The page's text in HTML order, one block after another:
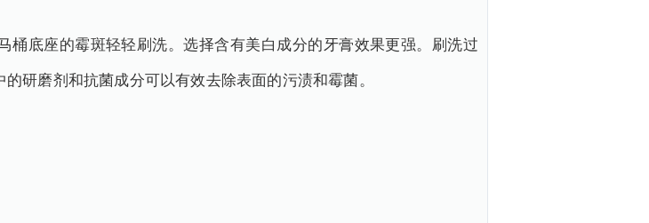
桶底座的霉斑轻轻刷洗。选择含有美白成分的牙膏效果更强。刷洗过
研磨剂和抗菌成分可以有效去除表面的污渍和霉菌。